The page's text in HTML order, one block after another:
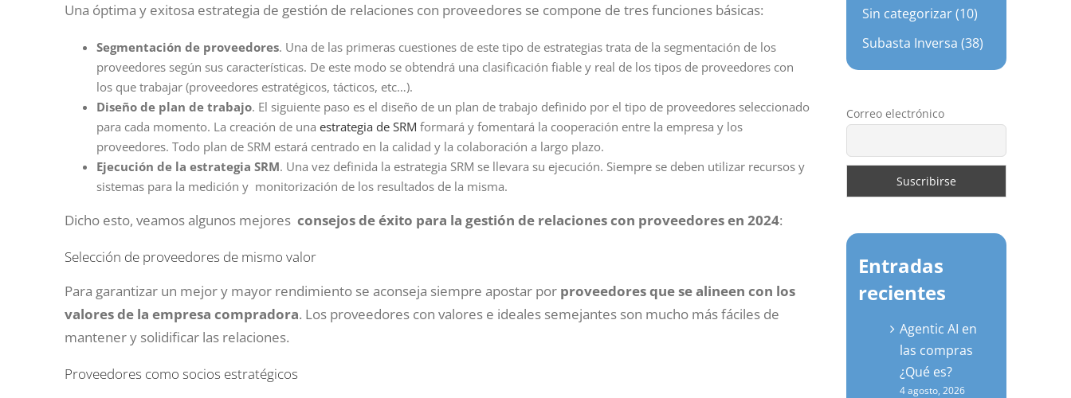
Una óptima y exitosa estrategia de gestión de relaciones con proveedores se compone de tres funciones básicas:
Segmentación de proveedores. Una de las primeras cuestiones de este tipo de estrategias trata de la segmentación de los
proveedores según sus características. De este modo se obtendrá una clasificación fiable y real de los tipos de proveedores con
los que trabajar (proveedores estratégicos, tácticos, etc…).
Diseño de plan de trabajo. El siguiente paso es el diseño de un plan de trabajo definido por el tipo de proveedores seleccionado
para cada momento. La creación de una estrategia de SRM formará y fomentará la cooperación entre la empresa y los
proveedores. Todo plan de SRM estará centrado en la calidad y la colaboración a largo plazo.
Ejecución de la estrategia SRM. Una vez definida la estrategia SRM se llevara su ejecución. Siempre se deben utilizar recursos y
sistemas para la medición y monitorización de los resultados de la misma.
Dicho esto, veamos algunos mejores consejos de éxito para la gestión de relaciones con proveedores en 2024:
Selección de proveedores de mismo valor
Para garantizar un mejor y mayor rendimiento se aconseja siempre apostar por proveedores que se alineen con los
valores de la empresa compradora. Los proveedores con valores e ideales semejantes son mucho más fáciles de
mantener y solidificar las relaciones.
Proveedores como socios estratégicos
Sin categorizar (10)
Subasta Inversa (38)
Correo electrónico
Entradas
recientes
Agentic AI en
las compras
¿Qué es?
4 agosto, 2026